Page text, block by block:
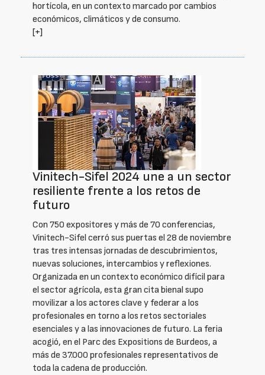
hortícola, en un contexto marcado por cambios
económicos, climáticos y de consumo.
[+]
Vinitech-Sifel 2024 une a un sector
resiliente frente a los retos de
futuro
Con 750 expositores y más de 70 conferencias,
Vinitech-Sifel cerró sus puertas el 28 de noviembre
tras tres intensas jornadas de descubrimientos,
nuevas soluciones, intercambios y reflexiones.
Organizada en un contexto económico difícil para
el sector agrícola, esta gran cita bienal supo
movilizar a los actores clave y federar a los
profesionales en torno a los retos sectoriales
esenciales y a las innovaciones de futuro. La feria
acogió, en el Parc des Expositions de Burdeos, a
más de 37.000 profesionales representativos de
toda la cadena de producción.